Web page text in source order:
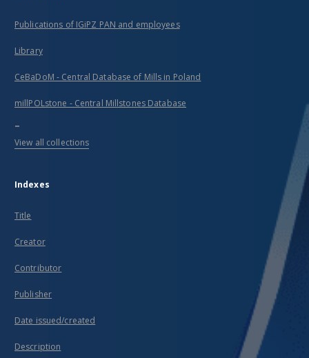
Publications of IGiPZ PAN and employees
Library
CeBaDoM - Central Database of Mills in Poland
millPOLstone - Central Millstones Database
...
View all collections
Indexes
Title
Creator
Contributor
Publisher
Date issued/created
Description